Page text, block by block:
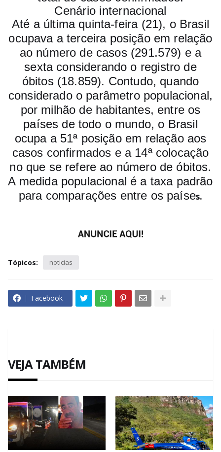
Cenário internacional
Até a última quinta-feira (21), o Brasil
ocupava a terceira posição em relação
ao número de casos (291.579) e a
sexta considerando o registro de
óbitos (18.859). Contudo, quando
considerado o parâmetro populacional,
por milhão de habitantes, entre os
países de todo o mundo, o Brasil
ocupa a 51ª posição em relação aos
casos confirmados e a 14ª colocação
no que se refere ao número de óbitos.
A medida populacional é a taxa padrão
para comparações entre os países.
Tópicos: noticias
Facebook
VEJA TAMBÉM